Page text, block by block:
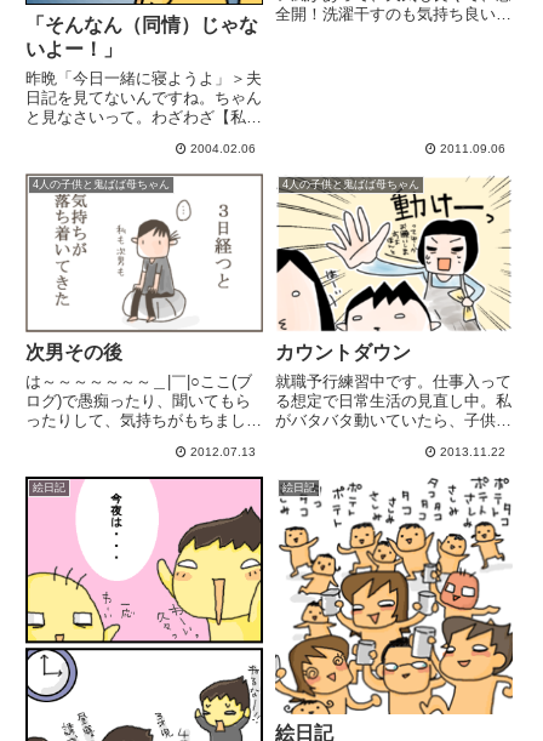
「そんなん（同情）じゃな
いよー！」
昨晩「今日一緒に寝ようよ」＞夫
日記を見てないんですね。ちゃん
と見なさいって。わざわざ【私
「そんなん（同情）じゃないよ
ー！」＞夫いや、丸分かりですっ
て。ボケっぷりに関しては妻の期
待を裏切らない人である
2004.02.06
全開！洗濯干すのも気持ち良い！
2011.09.06
4人の子供と鬼ばば母ちゃん
次男その後
は～～～～～～～＿|￣|○ここ(ブ
ログ)で愚痴ったり、聞いてもら
ったりして、気持ちがもちまし
す！実母が奈良の展覧会帰りに寄
ってくれた♪冷蔵庫をいっぱいに
して、孫にいっぱい買い物してや
ってくれて帰っていった。いつ
2012.07.13
4人の子供と鬼ばば母ちゃん
カウントダウン
就職予行練習中です。仕事入って
る想定で日常生活の見直し中。私
がバタバタ動いていたら、子供ら
テスト期間、勉強頑張ってたり！
思わぬ波紋が長女高1の大学受験
の説明会に行ってきました。受験
料にも驚きですがセンター試験...
2013.11.22
絵日記 絵日記
絵日記